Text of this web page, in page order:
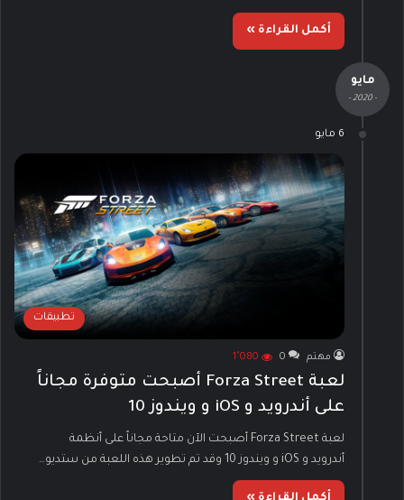
أكمل القراءة »
مايو
- 2020 -
6 مايو
تطبيقات
مهتم 0 1٬080
لعبة Forza Street أصبحت متوفرة مجاناً
على أندرويد و iOS و ويندوز 10
لعبة Forza Street أصبحت الآن متاحة مجاناً على أنظمة
أندرويد و iOS و ويندوز 10 وقد تم تطوير هذه اللعبة من ستديو…